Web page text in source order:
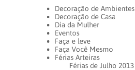
Decoração de Ambientes
Decoração de Casa
Dia da Mulher
Eventos
Faça e leve
Faça Você Mesmo
Férias Arteiras
Férias de Julho 2013